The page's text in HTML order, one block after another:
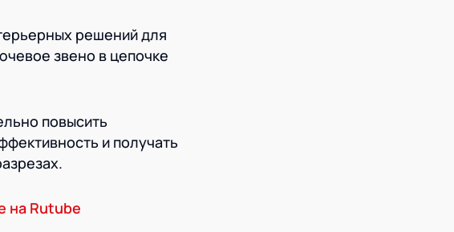
решений для
звено в цепочке
повысить
и получать
на Rutube